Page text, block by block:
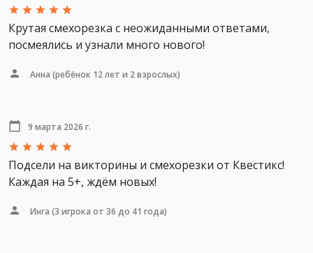
Крутая смехорезка с неожиданными ответами,
посмеялись и узнали много нового!
Анна (ребёнок 12 лет и 2 взрослых)
9 марта 2026 г.
Подсели на викторины и смехорезки от Квестикс!
Каждая на 5+, ждём новых!
Инга (3 игрока от 36 до 41 года)